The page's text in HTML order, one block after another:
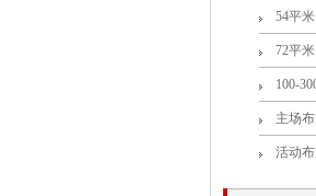
54平米
72平米
100-
主场
活动